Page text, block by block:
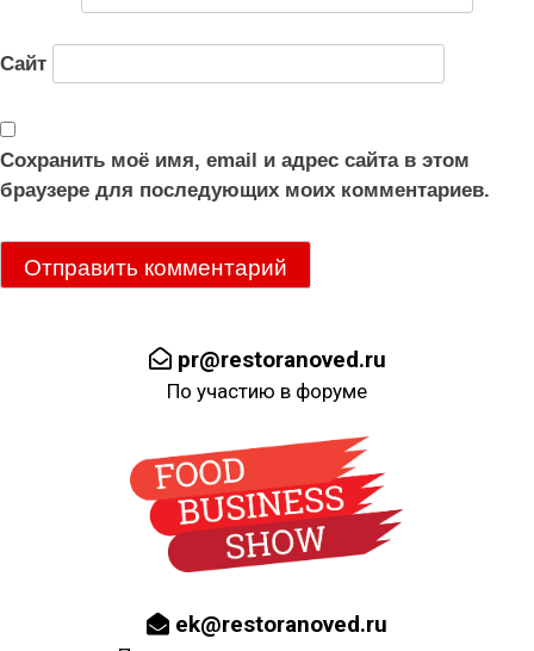
Сайт
Сохранить моё имя, email и адрес сайта в этом
браузере для последующих моих комментариев.
pr@restoranoved.ru
По участию в форуме
ek@restoranoved.ru